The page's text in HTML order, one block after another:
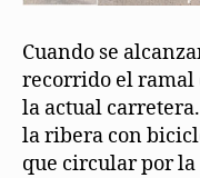
Cuando se
recorrido el ramal
la actual
la ribera con
que circular por